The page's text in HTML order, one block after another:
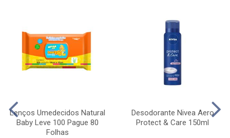
Lenços Umedecidos Natural
Baby Leve 100 Pague 80
Folhas
Desodorante Nivea Aero
Protect & Care 150ml